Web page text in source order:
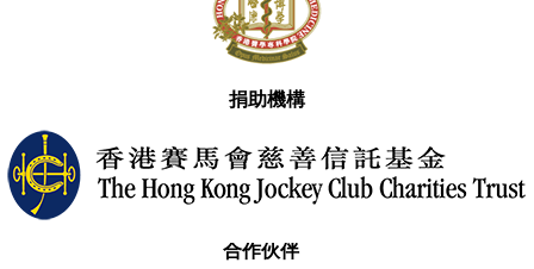
捐助機構
合作伙伴